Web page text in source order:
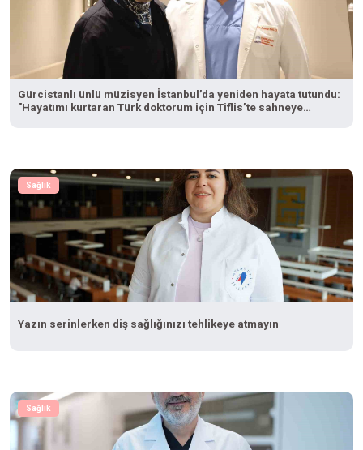
Gürcistanlı ünlü müzisyen İstanbul’da yeniden hayata tutundu:
"Hayatımı kurtaran Türk doktorum için Tiflis’te sahneye
Sağlık
Yazın serinlerken diş sağlığınızı tehlikeye atmayın
Sağlık